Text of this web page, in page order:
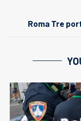
Roma Tre